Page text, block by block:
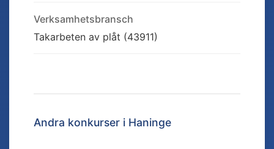
Verksamhetsbransch
Takarbeten av plåt (43911)
Andra konkurser i Haninge